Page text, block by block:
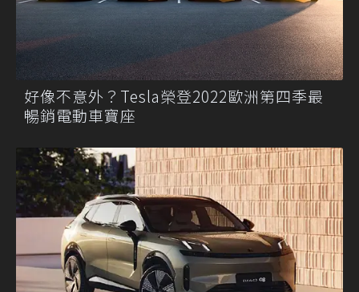
好像不意外？Tesla榮登2022歐洲第四季最
暢銷電動車寶座